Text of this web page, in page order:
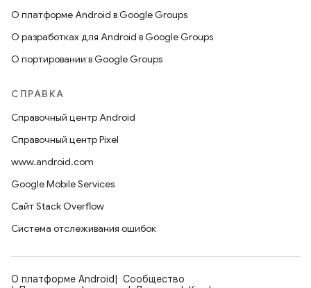
О платформе Android в Google Groups
О разработках для Android в Google Groups
О портировании в Google Groups
СПРАВКА
Справочный центр Android
Справочный центр Pixel
www.android.com
Google Mobile Services
Сайт Stack Overflow
Система отслеживания ошибок
О платформе Android
Сообщество